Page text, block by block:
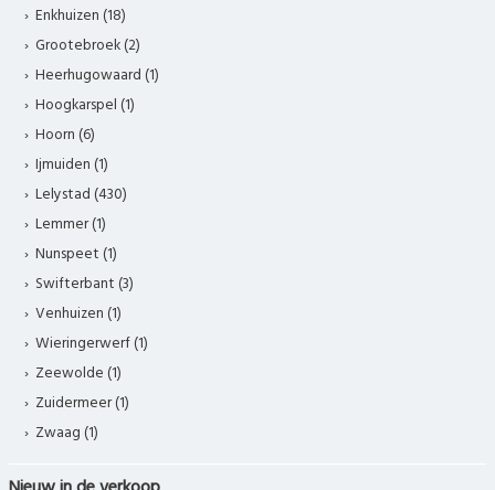
Enkhuizen (18)
Grootebroek (2)
Heerhugowaard (1)
Hoogkarspel (1)
Hoorn (6)
Ijmuiden (1)
Lelystad (430)
Lemmer (1)
Nunspeet (1)
Swifterbant (3)
Venhuizen (1)
Wieringerwerf (1)
Zeewolde (1)
Zuidermeer (1)
Zwaag (1)